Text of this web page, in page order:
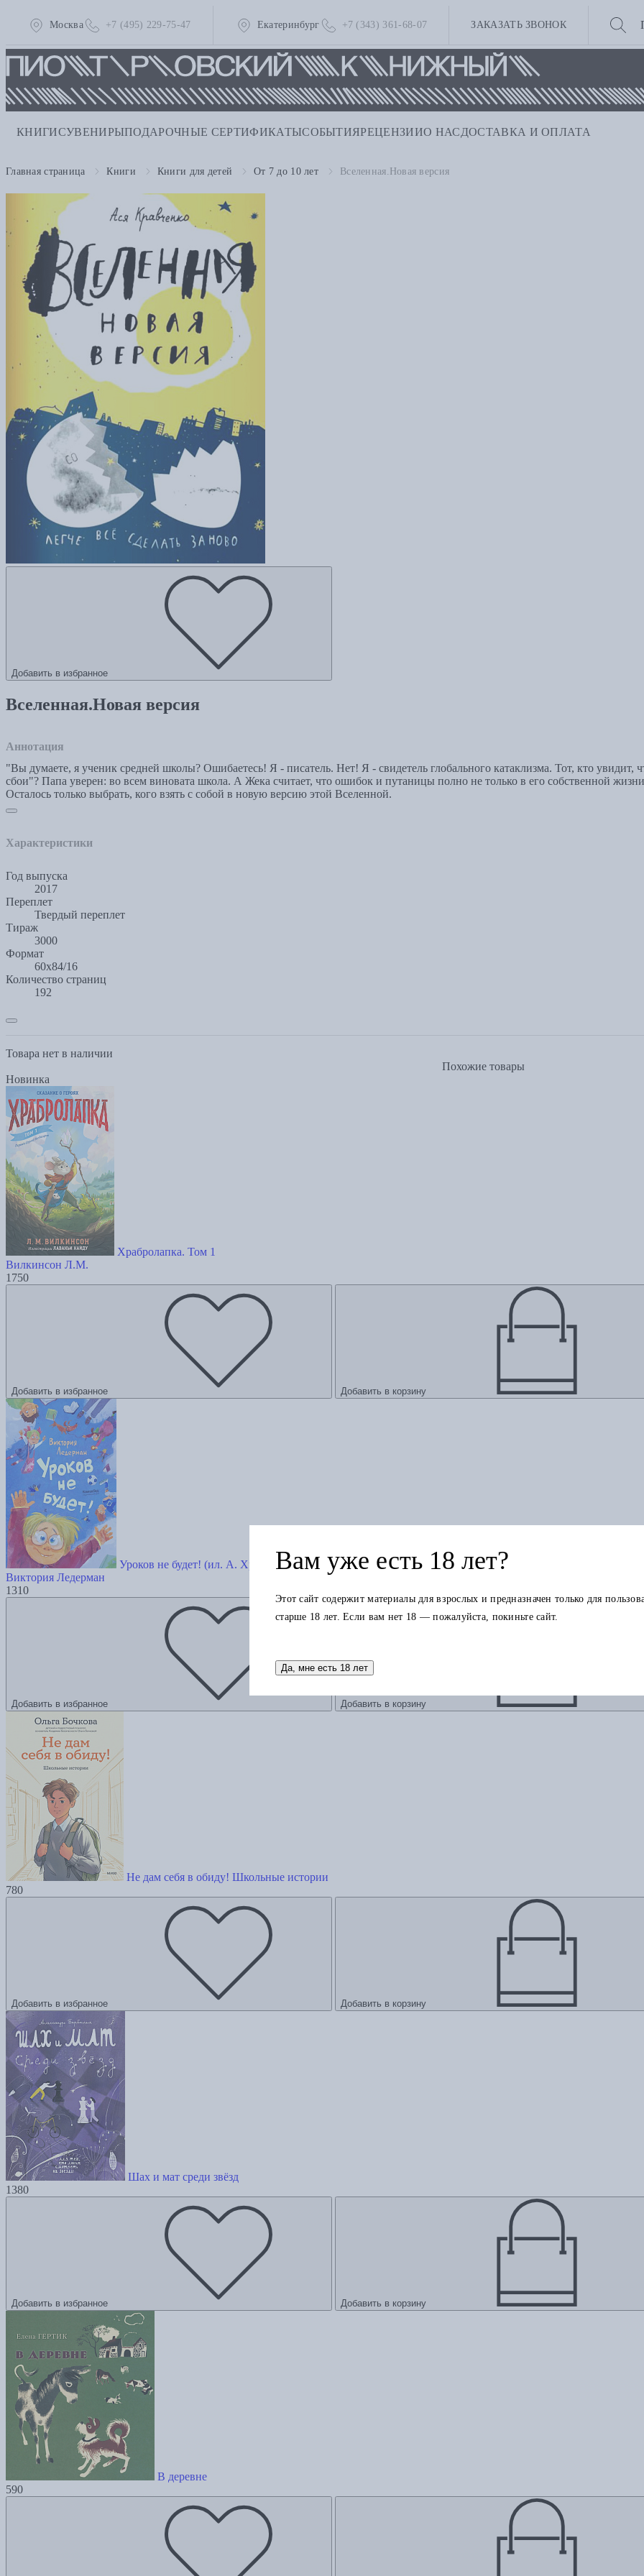
Москва +7 (495) 229-75-47 Екатеринбург +7 (343) 361-68-07 ЗАКАЗАТЬ ЗВОНОК
КНИГИСУВЕНИРЫПОДАРОЧНЫЕ СЕРТИФИКАТЫСОБЫТИЯРЕЦЕНЗИИО НАС ДОСТАВКА И ОПЛАТА
Главная страница Книги Книги для детей От 7 до 10 лет Вселенная.Новая версия
Добавить в избранное
Вселенная.Новая версия
Аннотация
"Вы думаете, я ученик средней школы? Ошибаетесь! Я - писатель. Нет! Я - свидетель глобального катаклизма. Тот, кто увидит,
сбои"? Папа уверен: во всем виновата школа. А Жека считает, что ошибок и путаницы полно не только в его собственной
Осталось только выбрать, кого взять с собой в новую версию этой Вселенной.
Характеристики
Год выпуска
2017
Переплет
Твердый переплет
Тираж
3000
Формат
60х84/16
Количество страниц
192
Товара нет в наличии
Похожие товары
Новинка
Храбролапка. Том 1
Вилкинсон Л.М.
1750
Добавить в избранное Добавить в корзину
Уроков не будет! (ил. А. Храмцова)
Виктория Ледерман
1310
Добавить в избранное Добавить в корзину
Не дам себя в обиду! Школьные истории
780
Добавить в избранное Добавить в корзину
Шах и мат среди звёзд
1380
Добавить в избранное Добавить в корзину
В деревне
590
Вам уже есть 18 лет?
Этот сайт содержит материалы для взрослых и предназначен только для
старше 18 лет. Если вам нет 18 — пожалуйста, покиньте сайт.
Да, мне есть 18 лет